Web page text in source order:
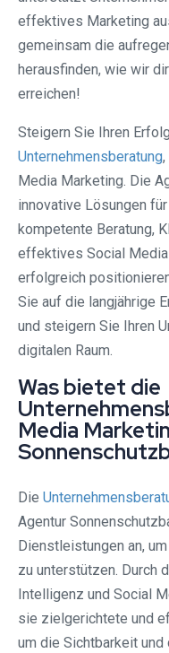
effektives Marketing
gemeinsam die
herausfinden, wie wir
erreichen!
Steigern Sie Ihren
Unternehmensberatung
Media Marketing. Die
innovative Lösungen
kompetente Beratung,
effektives Social
erfolgreich
Sie auf die langjährige
und steigern Sie Ihren
digitalen Raum.
Was bietet die
Media
Die
Agentur
Dienstleistungen an,
zu unterstützen. Durch
Intelligenz und Social
sie zielgerichtete und
um die Sichtbarkeit